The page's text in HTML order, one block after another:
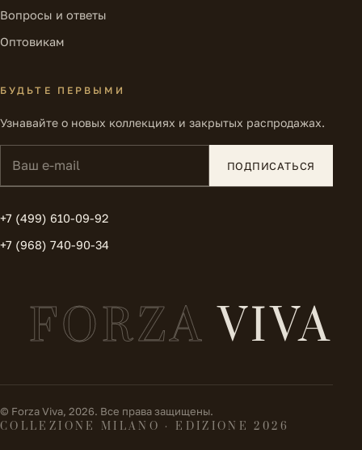
Вопросы и ответы
Оптовикам
БУДЬТЕ ПЕРВЫМИ
Узнавайте о новых коллекциях и закрытых распродажах.
ПОДПИСАТЬСЯ
+7 (499) 610-09-92
+7 (968) 740-90-34
FORZAVIVA
© Forza Viva, 2026. Все права защищены.
COLLEZIONE MILANO · EDIZIONE 2026